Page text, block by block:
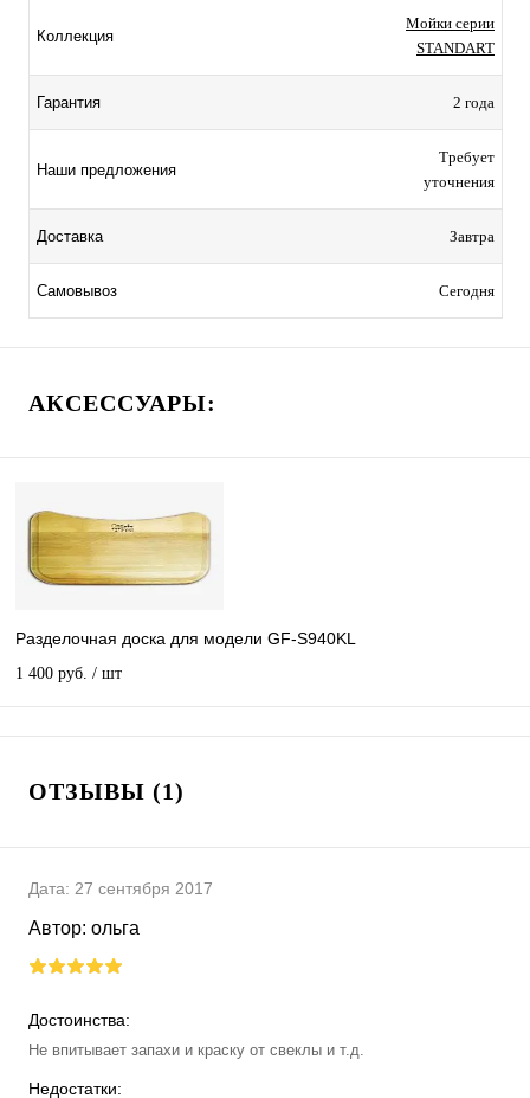
Коллекция
Мойки серии
STANDART
Гарантия 2 года
Наши предложения
Требует
уточнения
Доставка Завтра
Самовывоз Сегодня
АКСЕССУАРЫ:
Разделочная доска для модели GF-S940KL
1 400 руб. / шт
ОТЗЫВЫ (1)
Дата: 27 сентября 2017
Автор: ольга
Достоинства:
Не впитывает запахи и краску от свеклы и т.д.
Недостатки: